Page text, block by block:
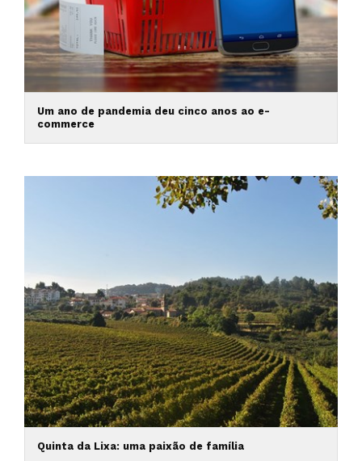
Um ano de pandemia deu cinco anos ao e-
commerce
Quinta da Lixa: uma paixão de família